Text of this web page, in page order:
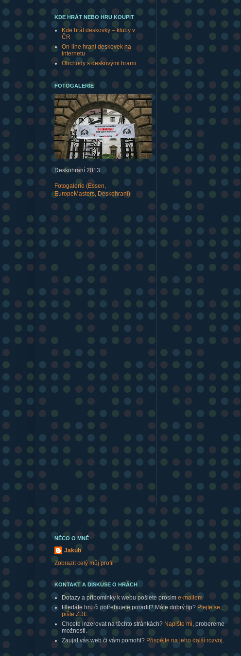
KDE HRÁT NEBO HRU KOUPIT
Kde hrát deskovky – kluby v
ČR
On-line hraní deskovek na
internetu
Obchody s deskovými hrami
FOTOGALERIE
Deskohraní 2013
Fotogalerie (Essen,
EuropeMasters, Deskohraní)
NĚCO O MNĚ
Jakub
Zobrazit celý můj profil
KONTAKT A DISKUSE O HRÁCH
Dotazy a připomínky k webu pošlete prosím e-mailem
Hledáte hru či potřebujete poradit? Máte dobrý tip? Ptejte se,
pište ZDE
Chcete inzerovat na těchto stránkách? Napište mi, probereme
možnosti.
Zaujal vás web či vám pomohl? Přispějte na jeho další rozvoj.